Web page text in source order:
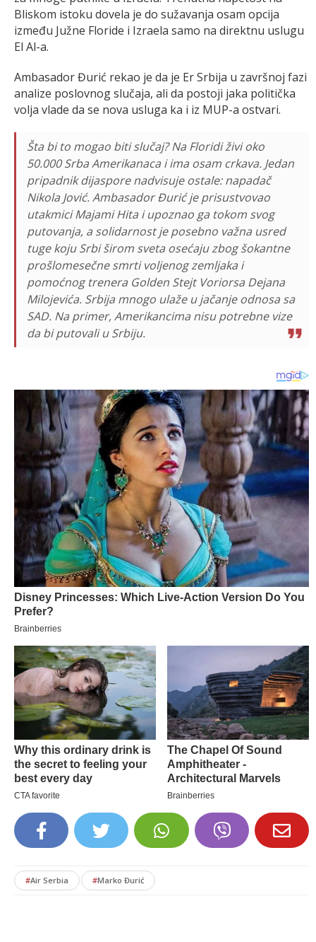
Bliskom istoku dovela je do sužavanja osam opcija
između Južne Floride i Izraela samo na direktnu uslugu
El Al-a.
Ambasador Đurić rekao je da je Er Srbija u završnoj fazi
analize poslovnog slučaja, ali da postoji jaka politička
volja vlade da se nova usluga ka i iz MUP-a ostvari.
Šta bi to mogao biti slučaj? Na Floridi živi oko
50.000 Srba Amerikanaca i ima osam crkava. Jedan
pripadnik dijaspore nadvisuje ostale: napadač
Nikola Jović. Ambasador Đurić je prisustvovao
utakmici Majami Hita i upoznao ga tokom svog
putovanja, a solidarnost je posebno važna usred
tuge koju Srbi širom sveta osećaju zbog šokantne
prošlomesečne smrti voljenog zemljaka i
pomoćnog trenera Golden Stejt Voriorsa Dejana
Milojevića. Srbija mnogo ulaže u jačanje odnosa sa
SAD. Na primer, Amerikancima nisu potrebne vize
da bi putovali u Srbiju. ​
#Air Serbia #Marko Đurić